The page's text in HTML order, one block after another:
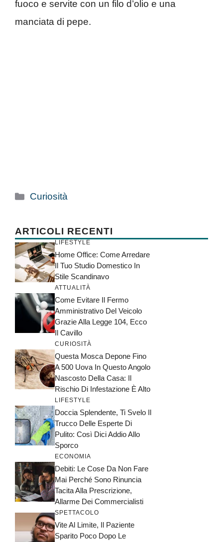
fuoco e servite con un filo d’olio e una
manciata di pepe.
Categorie
Curiosità
ARTICOLI RECENTI
LIFESTYLE
Home Office: Come Arredare
Il Tuo Studio Domestico In
Stile Scandinavo
ATTUALITÀ
Come Evitare Il Fermo
Amministrativo Del Veicolo
Grazie Alla Legge 104, Ecco
Il Cavillo
CURIOSITÀ
Questa Mosca Depone Fino
A 500 Uova In Questo Angolo
Nascosto Della Casa: Il
Rischio Di Infestazione È Alto
LIFESTYLE
Doccia Splendente, Ti Svelo Il
Trucco Delle Esperte Di
Pulito: Così Dici Addio Allo
Sporco
ECONOMIA
Debiti: Le Cose Da Non Fare
Mai Perché Sono Rinuncia
Tacita Alla Prescrizione,
Allarme Dei Commercialisti
SPETTACOLO
Vite Al Limite, Il Paziente
Sparito Poco Dopo Le